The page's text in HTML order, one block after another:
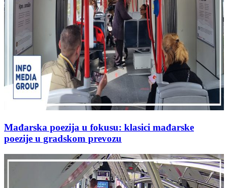
Mađarska poezija u fokusu: klasici mađarske
poezije u gradskom prevozu